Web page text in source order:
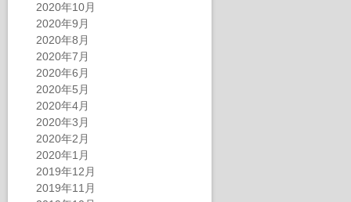
2020年10月
2020年9月
2020年8月
2020年7月
2020年6月
2020年5月
2020年4月
2020年3月
2020年2月
2020年1月
2019年12月
2019年11月